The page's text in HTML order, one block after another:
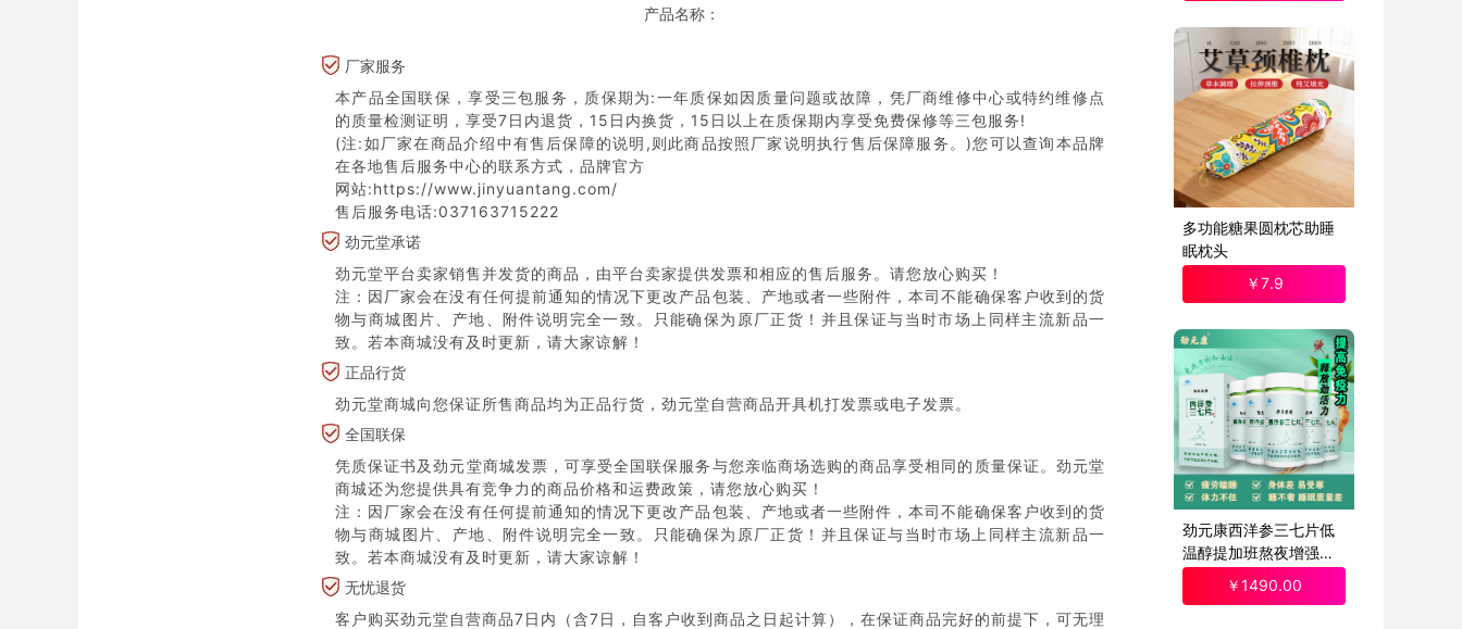
产品名称：
厂家服务
本产品全国联保，享受三包服务，质保期为:一年质保如因质量问题或故障，凭厂商维修中心或特约维修点
的质量检测证明，享受7日内退货，15日内换货，15日以上在质保期内享受免费保修等三包服务!
(注:如厂家在商品介绍中有售后保障的说明,则此商品按照厂家说明执行售后保障服务。)您可以查询本品牌
在各地售后服务中心的联系方式，品牌官方
网站:https://www.jinyuantang.com/
售后服务电话:037163715222
劲元堂承诺
劲元堂平台卖家销售并发货的商品，由平台卖家提供发票和相应的售后服务。请您放心购买！
注：因厂家会在没有任何提前通知的情况下更改产品包装、产地或者一些附件，本司不能确保客户收到的货
物与商城图片、产地、附件说明完全一致。只能确保为原厂正货！并且保证与当时市场上同样主流新品一
致。若本商城没有及时更新，请大家谅解！
正品行货
劲元堂商城向您保证所售商品均为正品行货，劲元堂自营商品开具机打发票或电子发票。
全国联保
凭质保证书及劲元堂商城发票，可享受全国联保服务与您亲临商场选购的商品享受相同的质量保证。劲元堂
商城还为您提供具有竞争力的商品价格和运费政策，请您放心购买！
注：因厂家会在没有任何提前通知的情况下更改产品包装、产地或者一些附件，本司不能确保客户收到的货
物与商城图片、产地、附件说明完全一致。只能确保为原厂正货！并且保证与当时市场上同样主流新品一
致。若本商城没有及时更新，请大家谅解！
无忧退货
客户购买劲元堂自营商品7日内（含7日，自客户收到商品之日起计算），在保证商品完好的前提下，可无理
多功能糖果圆枕芯助睡
眠枕头
￥7.9
劲元康西洋参三七片低
温醇提加班熬夜增强免
疫专用5瓶装
￥1490.00